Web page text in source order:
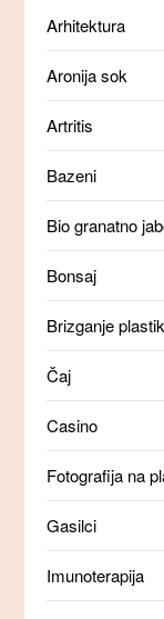
Arhitektura
Aronija sok
Artritis
Bazeni
Bio granatno
Bonsaj
Brizganje
Čaj
Casino
Fotografija na
Gasilci
Imunoterapija